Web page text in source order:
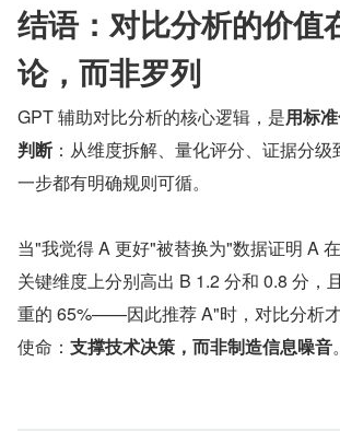
结语：对比分析的价值
论，而非罗列
GPT 辅助对比分析的核心逻辑，是用标
判断 ：从维度拆解、量化评分、证据分
一步都有明确规则可循。
当"我觉得 A 更好"被替换为"数据证明 A
关键维度上分别高出 B 1.2 分和 0.8 分，
重的 65%——因此推荐 A"时，对比分析
使命： 支撑技术决策，而非制造信息噪音。